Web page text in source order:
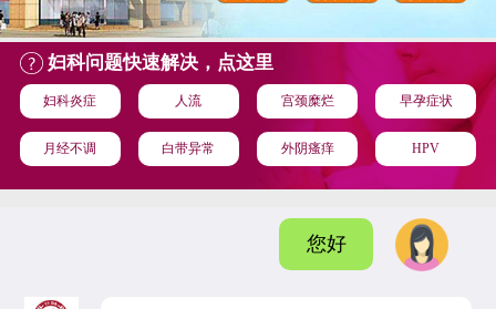
妇科问题快速解决，点这里
妇科炎症 人流 宫颈糜烂 早孕症状
月经不调 白带异常 外阴瘙痒 HPV
您好